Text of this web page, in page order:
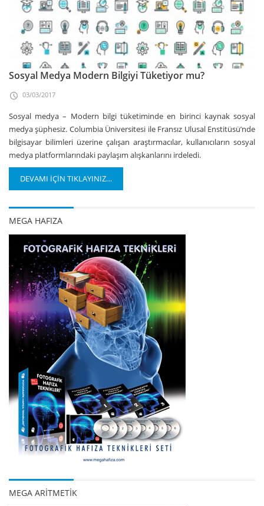
Sosyal Medya Modern Bilgiyi Tüketiyor mu?
03/03/2017
Sosyal medya – Modern bilgi tüketiminde en birinci kaynak sosyal
medya şüphesiz. Columbia Üniversitesi ile Fransız Ulusal Enstitüsü’nde
bilgisayar bilimleri üzerine çalışan araştırmacılar, kullanıcıların sosyal
medya platformlarındaki paylaşım alışkanlarını irdeledi.
DEVAMI İÇİN TIKLAYINIZ…
MEGA HAFIZA
MEGA ARİTMETİK